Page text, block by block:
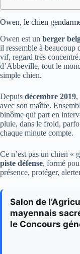
Owen, le chien
Owen est un berger
il ressemble à beaucoup
vif, regard très
d’Abbeville, tout le
simple chien.
Depuis décembre 2019,
avec son maître.
binôme qui part en
pluie, dans le froid,
chaque minute compte.
Ce n’est pas un chien «
piste défense, formé
présence, protéger,
Salon de
mayennais
le Concours